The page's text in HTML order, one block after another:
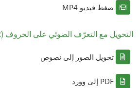
ضغط فيديو MP4
التحويل مع التعرّف الضوئي على الحروف (OCR)
تحويل الصور إلى نصوص
PDF إلى وورد